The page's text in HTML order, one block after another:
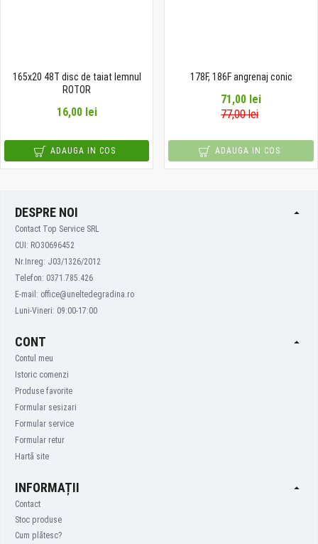
165x20 48T disc de taiat lemnul
ROTOR
16,00 lei
ADAUGA IN COS
178F, 186F angrenaj conic
71,00 lei
77,00 lei
ADAUGA IN COS
DESPRE NOI
Contact Top Service SRL
CUI: RO30696452
Nr.Inreg: J03/1326/2012
Telefon: 0371.785.426
E-mail: office@uneltedegradina.ro
Luni-Vineri: 09:00-17:00
CONT
Contul meu
Istoric comenzi
Produse favorite
Formular sesizari
Formular service
Formular retur
Hartă site
INFORMAȚII
Contact
Stoc produse
Cum plătesc?